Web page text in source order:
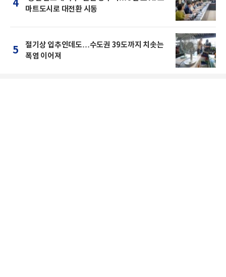
4
마트도시로 대전환 시동
5
절기상 입추인데도…수도권 39도까지 치솟는
폭염 이어져